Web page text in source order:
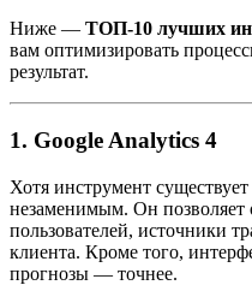
Ниже — ТОП-10 лучших
вам оптимизировать
результат.
1. Google Analytics 4
Хотя инструмент
незаменимым. Он позволяет
пользователей, источники
клиента. Кроме того,
прогнозы — точнее.